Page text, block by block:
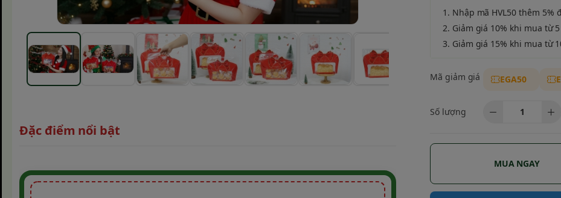
1. Nhập mã HVL50 thêm 5%
2. Giảm giá 10% khi mua từ
3. Giảm giá 15% khi mua từ
Mã giảm giá EGA50
Số lượng
MUA NGAY
Đặc điểm nổi bật